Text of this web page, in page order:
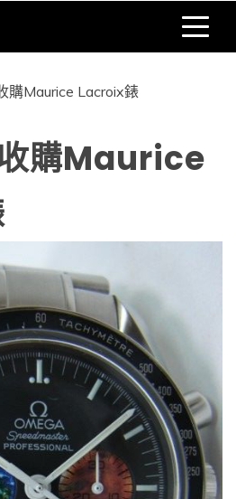
購Maurice Lacroix錶
購Maurice